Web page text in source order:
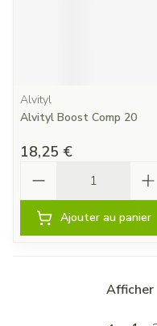
Alvityl
Alvityl Boost Comp 20
18,25 €
Ajouter au panier
Afficher